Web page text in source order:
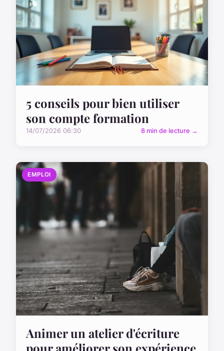
5 conseils pour bien utiliser
son compte formation
14/07/2026 06:30 8 min de lecture →
EMPLOI
Animer un atelier d'écriture